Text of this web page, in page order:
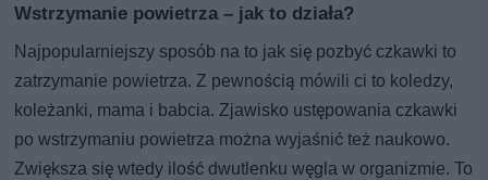
Wstrzymanie powietrza – jak to działa?
Najpopularniejszy sposób na to jak się pozbyć czkawki to
zatrzymanie powietrza. Z pewnością mówili ci to koledzy,
koleżanki, mama i babcia. Zjawisko ustępowania czkawki
po wstrzymaniu powietrza można wyjaśnić też naukowo.
Zwiększa się wtedy ilość dwutlenku węgla w organizmie. To